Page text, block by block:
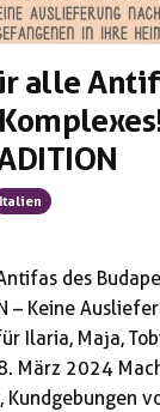
alle
Italien
des
– Keine
Ilaria, Maja,
März 2024